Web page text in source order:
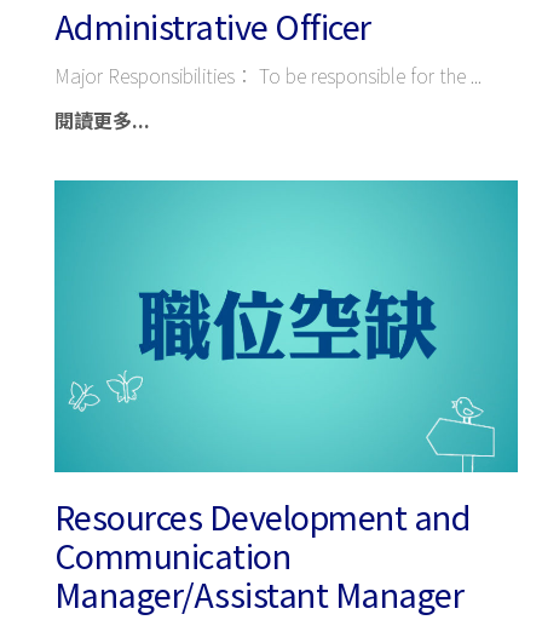
Administrative Officer
Major Responsibilities： To be responsible for the
閱讀更多...
Resources Development and
Communication
Manager/Assistant Manager